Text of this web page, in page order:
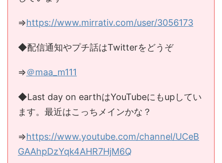
⇒https://www.mirrativ.com/user/3056173
◆配信通知やプチ話はTwitterをどうぞ
⇒＠maa_m111
◆Last day on earthはYouTubeにもupしてい
ます。最近はこっちメインかな？
⇒https://www.youtube.com/channel/UCeB
GAAhpDzYqk4AHR7HjM6Q